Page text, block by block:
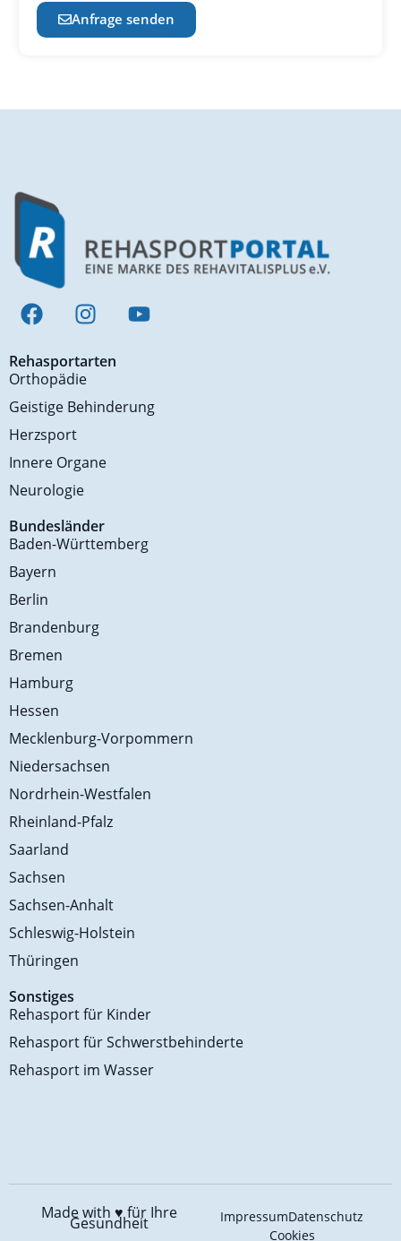
Anfrage senden
Rehasportarten
Orthopädie
Geistige Behinderung
Herzsport
Innere Organe
Neurologie
Bundesländer
Baden-Württemberg
Bayern
Berlin
Brandenburg
Bremen
Hamburg
Hessen
Mecklenburg-Vorpommern
Niedersachsen
Nordrhein-Westfalen
Rheinland-Pfalz
Saarland
Sachsen
Sachsen-Anhalt
Schleswig-Holstein
Thüringen
Sonstiges
Rehasport für Kinder
Rehasport für Schwerstbehinderte
Rehasport im Wasser
Made with ♥️für Ihre
Gesundheit ImpressumDatenschutz
Cookies